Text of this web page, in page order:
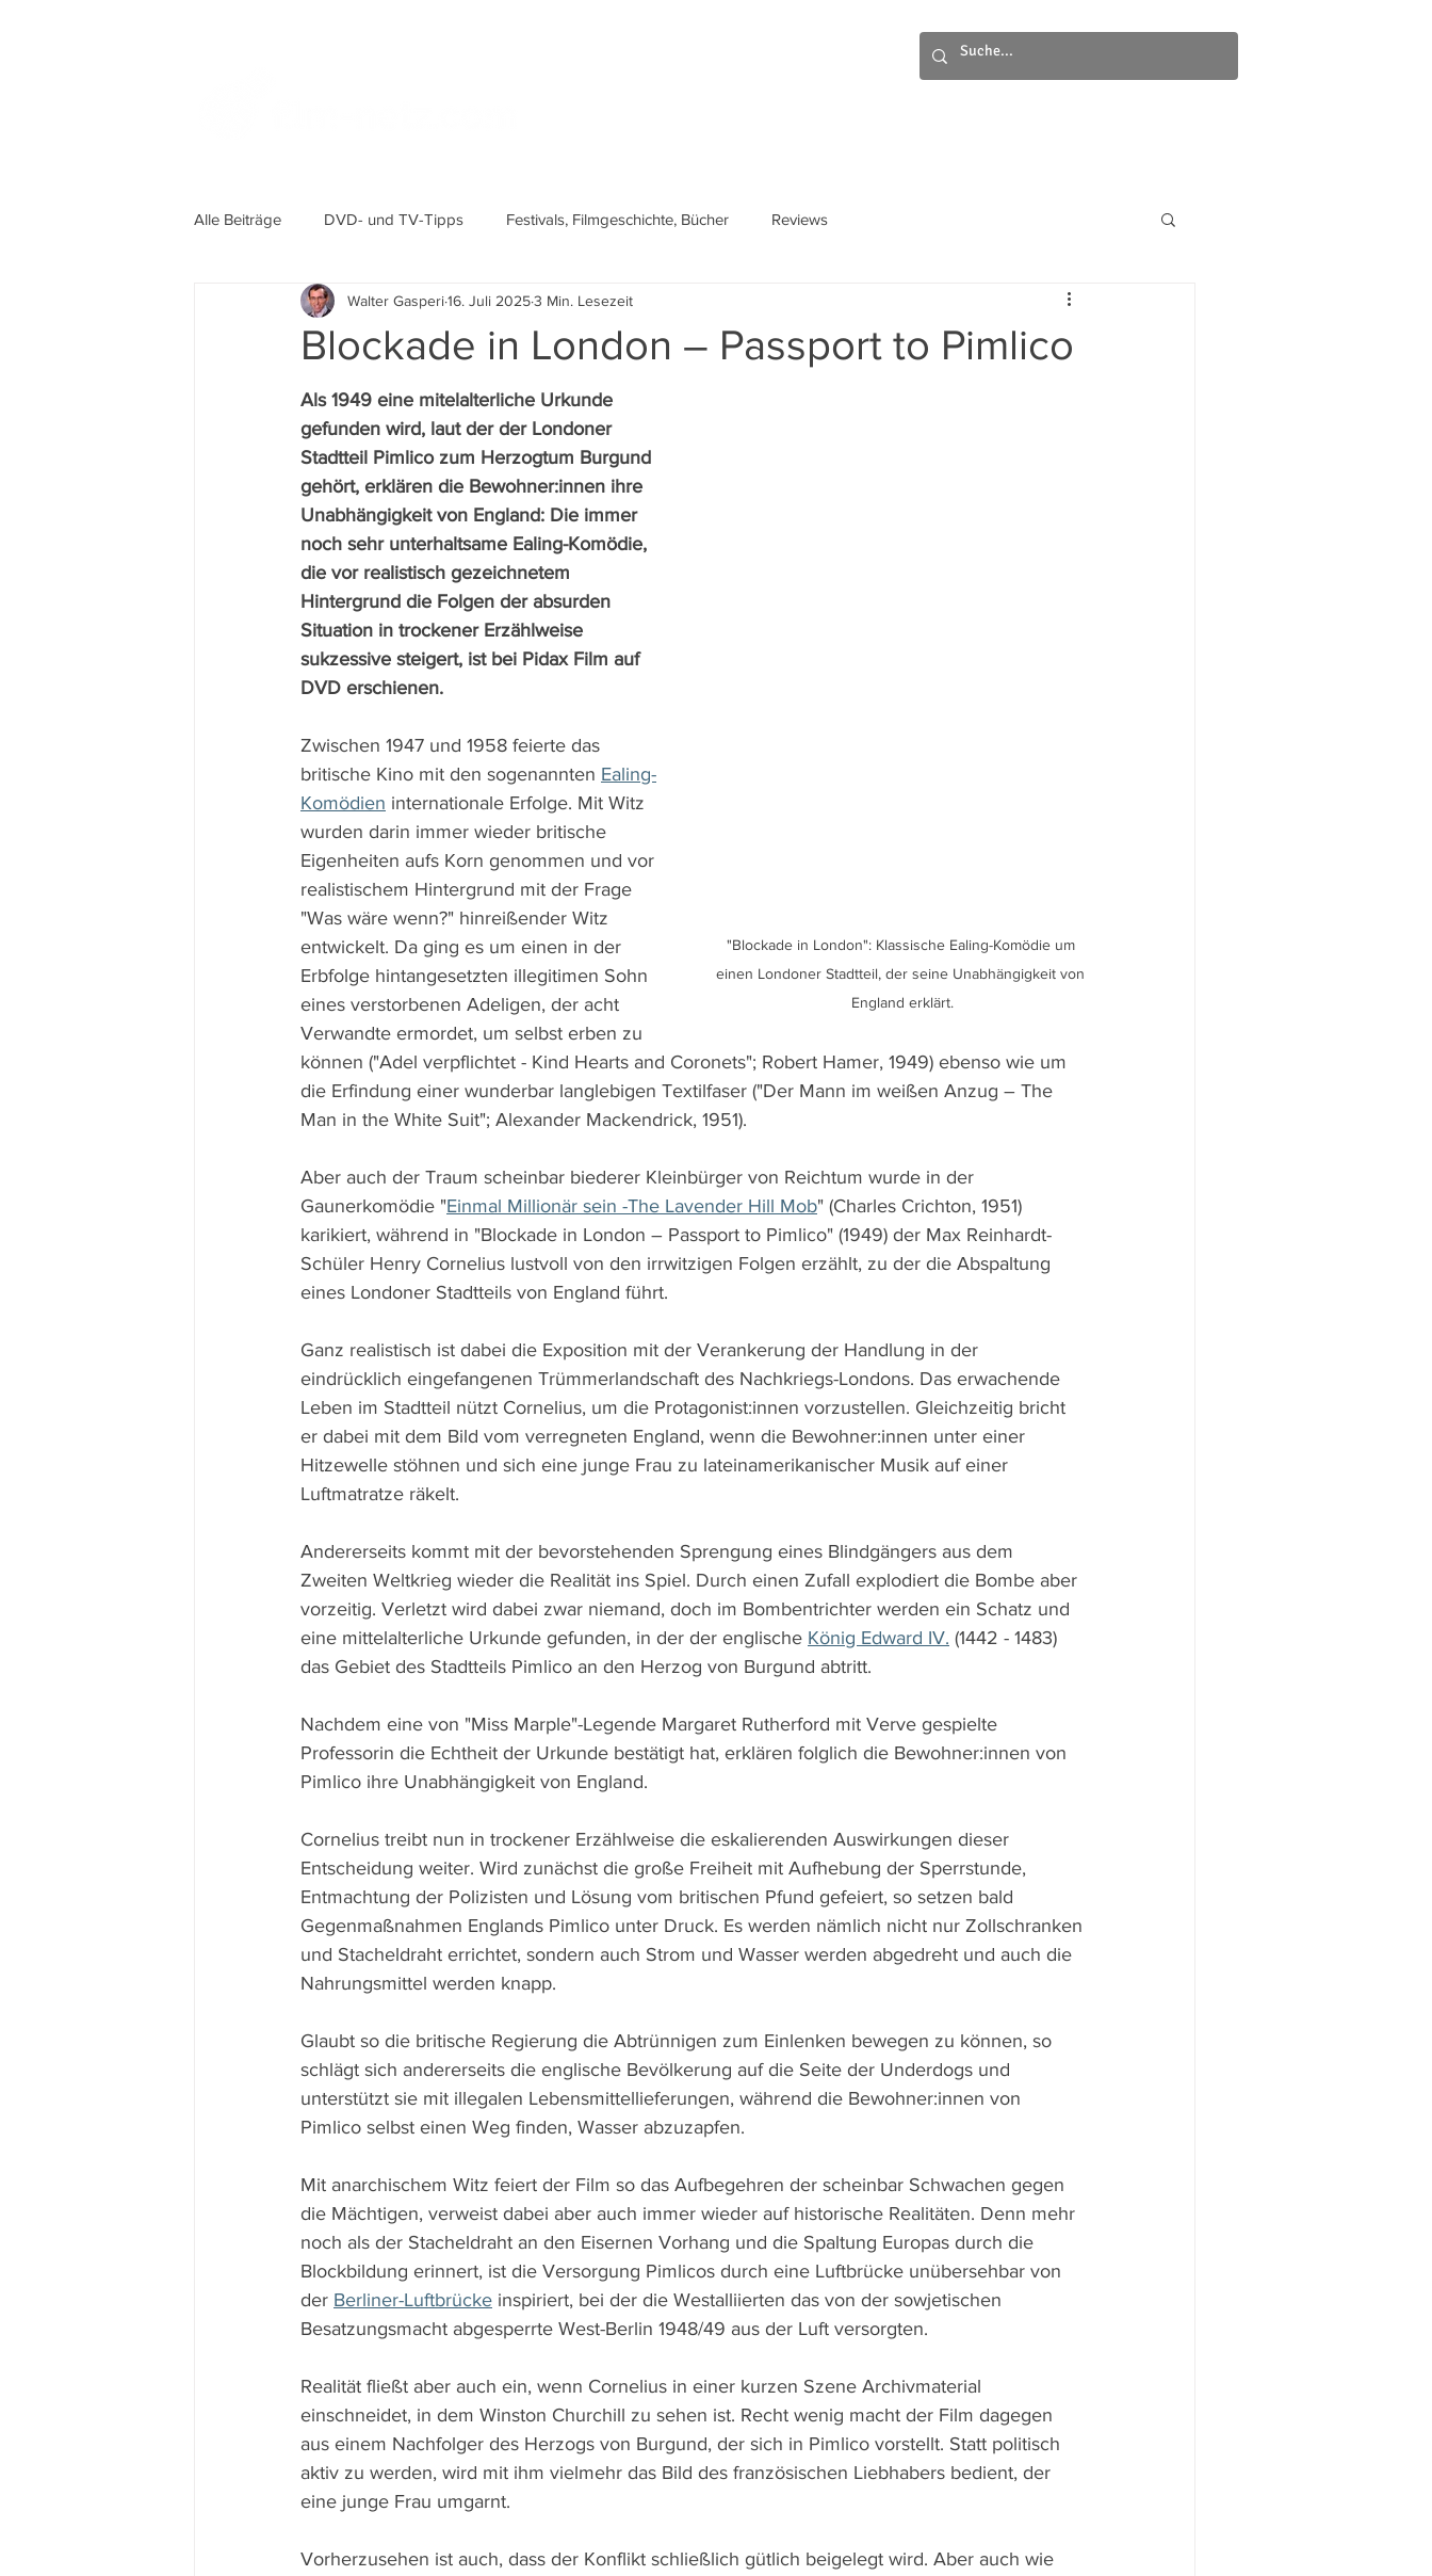
Alle Beiträge DVD- und TV-Tipps Festivals, Filmgeschichte, Bücher Reviews
Blockade in London – Passport to Pimlico
Walter Gasperi16. Juli 20253 Min. Lesezeit
"Blockade in London": Klassische Ealing-Komödie um
einen Londoner Stadtteil, der seine Unabhängigkeit von
England erklärt.
Als 1949 eine mitelalterliche Urkunde
gefunden wird, laut der der Londoner
Stadtteil Pimlico zum Herzogtum Burgund
gehört, erklären die Bewohner:innen ihre
Unabhängigkeit von England: Die immer
noch sehr unterhaltsame Ealing-Komödie,
die vor realistisch gezeichnetem
Hintergrund die Folgen der absurden
Situation in trockener Erzählweise
sukzessive steigert, ist bei Pidax Film auf
DVD erschienen.
Zwischen 1947 und 1958 feierte das
britische Kino mit den sogenannten Ealing-
Komödien internationale Erfolge. Mit Witz
wurden darin immer wieder britische
Eigenheiten aufs Korn genommen und vor
realistischem Hintergrund mit der Frage
"Was wäre wenn?" hinreißender Witz
entwickelt. Da ging es um einen in der
Erbfolge hintangesetzten illegitimen Sohn
eines verstorbenen Adeligen, der acht
Verwandte ermordet, um selbst erben zu
können ("Adel verpflichtet - Kind Hearts and Coronets"; Robert Hamer, 1949) ebenso wie um
die Erfindung einer wunderbar langlebigen Textilfaser ("Der Mann im weißen Anzug – The
Man in the White Suit"; Alexander Mackendrick, 1951).
Aber auch der Traum scheinbar biederer Kleinbürger von Reichtum wurde in der
Gaunerkomödie "Einmal Millionär sein -The Lavender Hill Mob" (Charles Crichton, 1951)
karikiert, während in "Blockade in London – Passport to Pimlico" (1949) der Max Reinhardt-
Schüler Henry Cornelius lustvoll von den irrwitzigen Folgen erzählt, zu der die Abspaltung
eines Londoner Stadtteils von England führt.
Ganz realistisch ist dabei die Exposition mit der Verankerung der Handlung in der
eindrücklich eingefangenen Trümmerlandschaft des Nachkriegs-Londons. Das erwachende
Leben im Stadtteil nützt Cornelius, um die Protagonist:innen vorzustellen. Gleichzeitig bricht
er dabei mit dem Bild vom verregneten England, wenn die Bewohner:innen unter einer
Hitzewelle stöhnen und sich eine junge Frau zu lateinamerikanischer Musik auf einer
Luftmatratze räkelt.
Andererseits kommt mit der bevorstehenden Sprengung eines Blindgängers aus dem
Zweiten Weltkrieg wieder die Realität ins Spiel. Durch einen Zufall explodiert die Bombe aber
vorzeitig. Verletzt wird dabei zwar niemand, doch im Bombentrichter werden ein Schatz und
eine mittelalterliche Urkunde gefunden, in der der englische König Edward IV. (1442 - 1483)
das Gebiet des Stadtteils Pimlico an den Herzog von Burgund abtritt.
Nachdem eine von "Miss Marple"-Legende Margaret Rutherford mit Verve gespielte
Professorin die Echtheit der Urkunde bestätigt hat, erklären folglich die Bewohner:innen von
Pimlico ihre Unabhängigkeit von England.
Cornelius treibt nun in trockener Erzählweise die eskalierenden Auswirkungen dieser
Entscheidung weiter. Wird zunächst die große Freiheit mit Aufhebung der Sperrstunde,
Entmachtung der Polizisten und Lösung vom britischen Pfund gefeiert, so setzen bald
Gegenmaßnahmen Englands Pimlico unter Druck. Es werden nämlich nicht nur Zollschranken
und Stacheldraht errichtet, sondern auch Strom und Wasser werden abgedreht und auch die
Nahrungsmittel werden knapp.
Glaubt so die britische Regierung die Abtrünnigen zum Einlenken bewegen zu können, so
schlägt sich andererseits die englische Bevölkerung auf die Seite der Underdogs und
unterstützt sie mit illegalen Lebensmittellieferungen, während die Bewohner:innen von
Pimlico selbst einen Weg finden, Wasser abzuzapfen.
Mit anarchischem Witz feiert der Film so das Aufbegehren der scheinbar Schwachen gegen
die Mächtigen, verweist dabei aber auch immer wieder auf historische Realitäten. Denn mehr
noch als der Stacheldraht an den Eisernen Vorhang und die Spaltung Europas durch die
Blockbildung erinnert, ist die Versorgung Pimlicos durch eine Luftbrücke unübersehbar von
der Berliner-Luftbrücke inspiriert, bei der die Westalliierten das von der sowjetischen
Besatzungsmacht abgesperrte West-Berlin 1948/49 aus der Luft versorgten.
Realität fließt aber auch ein, wenn Cornelius in einer kurzen Szene Archivmaterial
einschneidet, in dem Winston Churchill zu sehen ist. Recht wenig macht der Film dagegen
aus einem Nachfolger des Herzogs von Burgund, der sich in Pimlico vorstellt. Statt politisch
aktiv zu werden, wird mit ihm vielmehr das Bild des französischen Liebhabers bedient, der
eine junge Frau umgarnt.
Vorherzusehen ist auch, dass der Konflikt schließlich gütlich beigelegt wird. Aber auch wie